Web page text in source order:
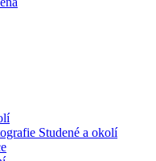
Studené a okolí